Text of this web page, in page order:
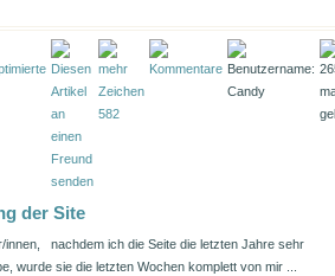
der Site
innen, nachdem ich die Seite die letzten Jahre sehr
wurde sie die letzten Wochen komplett von mir ...